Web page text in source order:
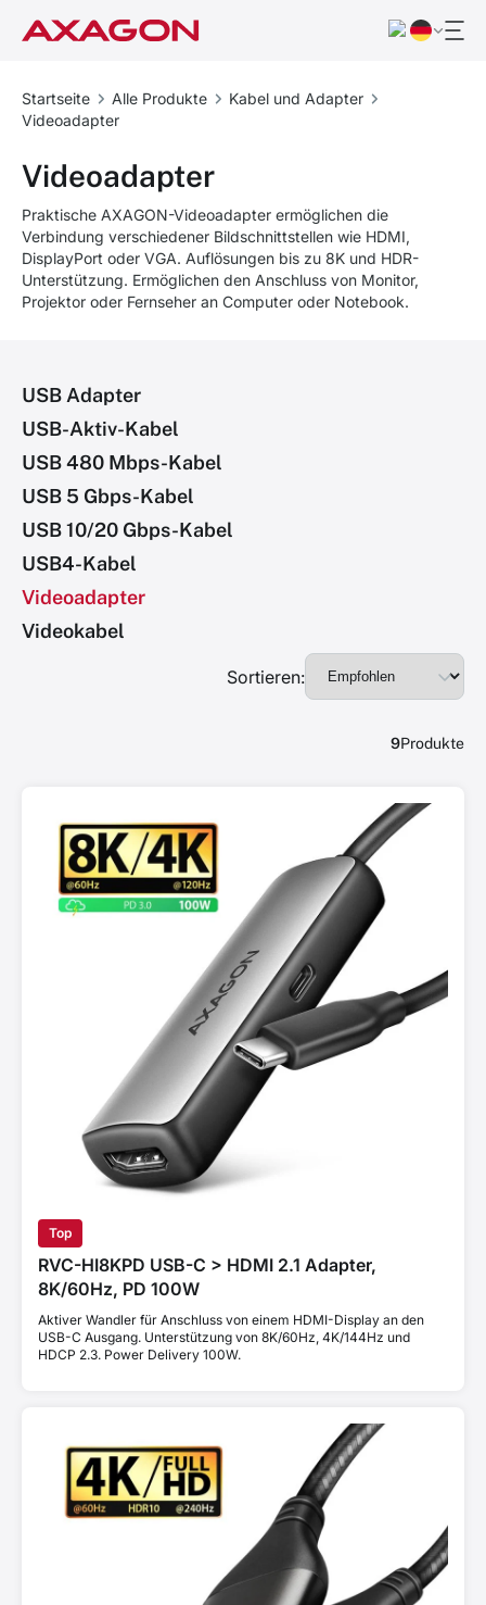
Startseite Alle Produkte
Kabel und Adapter
Videoadapter
Videoadapter
Praktische AXAGON-Videoadapter ermöglichen die
Verbindung verschiedener Bildschnittstellen wie HDMI,
DisplayPort oder VGA. Auflösungen bis zu 8K und HDR-
Unterstützung. Ermöglichen den Anschluss von Monitor,
Projektor oder Fernseher an Computer oder Notebook.
USB Adapter
USB-Aktiv-Kabel
USB 480 Mbps-Kabel
USB 5 Gbps-Kabel
USB 10/20 Gbps-Kabel
USB4-Kabel
Videoadapter
Videokabel
Sortieren:
9Produkte
Top
RVC-HI8KPD USB-C > HDMI 2.1 Adapter,
8K/60Hz, PD 100W
Aktiver Wandler für Anschluss von einem HDMI-Display an den
USB-C Ausgang. Unterstützung von 8K/60Hz, 4K/144Hz und
HDCP 2.3. Power Delivery 100W.